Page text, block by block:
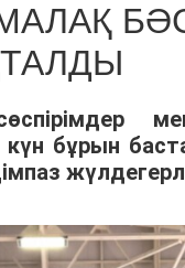
бұрын